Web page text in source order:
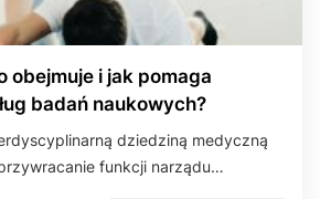
obejmuje i jak pomaga
badań naukowych?
dziedziną medyczną
funkcji narządu…